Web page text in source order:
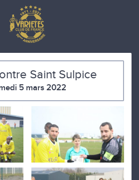
Saint Sulpice
5 mars 2022